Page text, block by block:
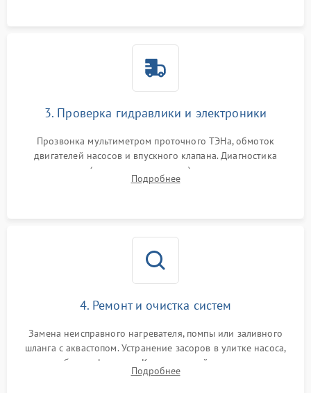
3. Проверка гидравлики и электроники
Прозвонка мультиметром проточного ТЭНа, обмоток
двигателей насосов и впускного клапана. Диагностика
прессостата (датчика уровня воды), датчика мутности,
концевика дверцы и электронного модуля управления.
Подробнее
4. Ремонт и очистка систем
Замена неисправного нагревателя, помпы или заливного
шланга с аквастопом. Устранение засоров в улитке насоса,
патрубках и фильтрах. Компонентный ремонт платы
управления, восстановление поврежденной проводки.
Подробнее